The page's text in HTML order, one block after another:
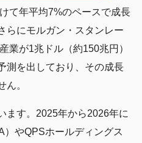
て年平均7%のペースで成長
らにモルガン・スタンレー
業が1兆ドル（約150兆円）
測を出しており、その成長
ん。
ます。2025年から2026年に
やQPSホールディングス